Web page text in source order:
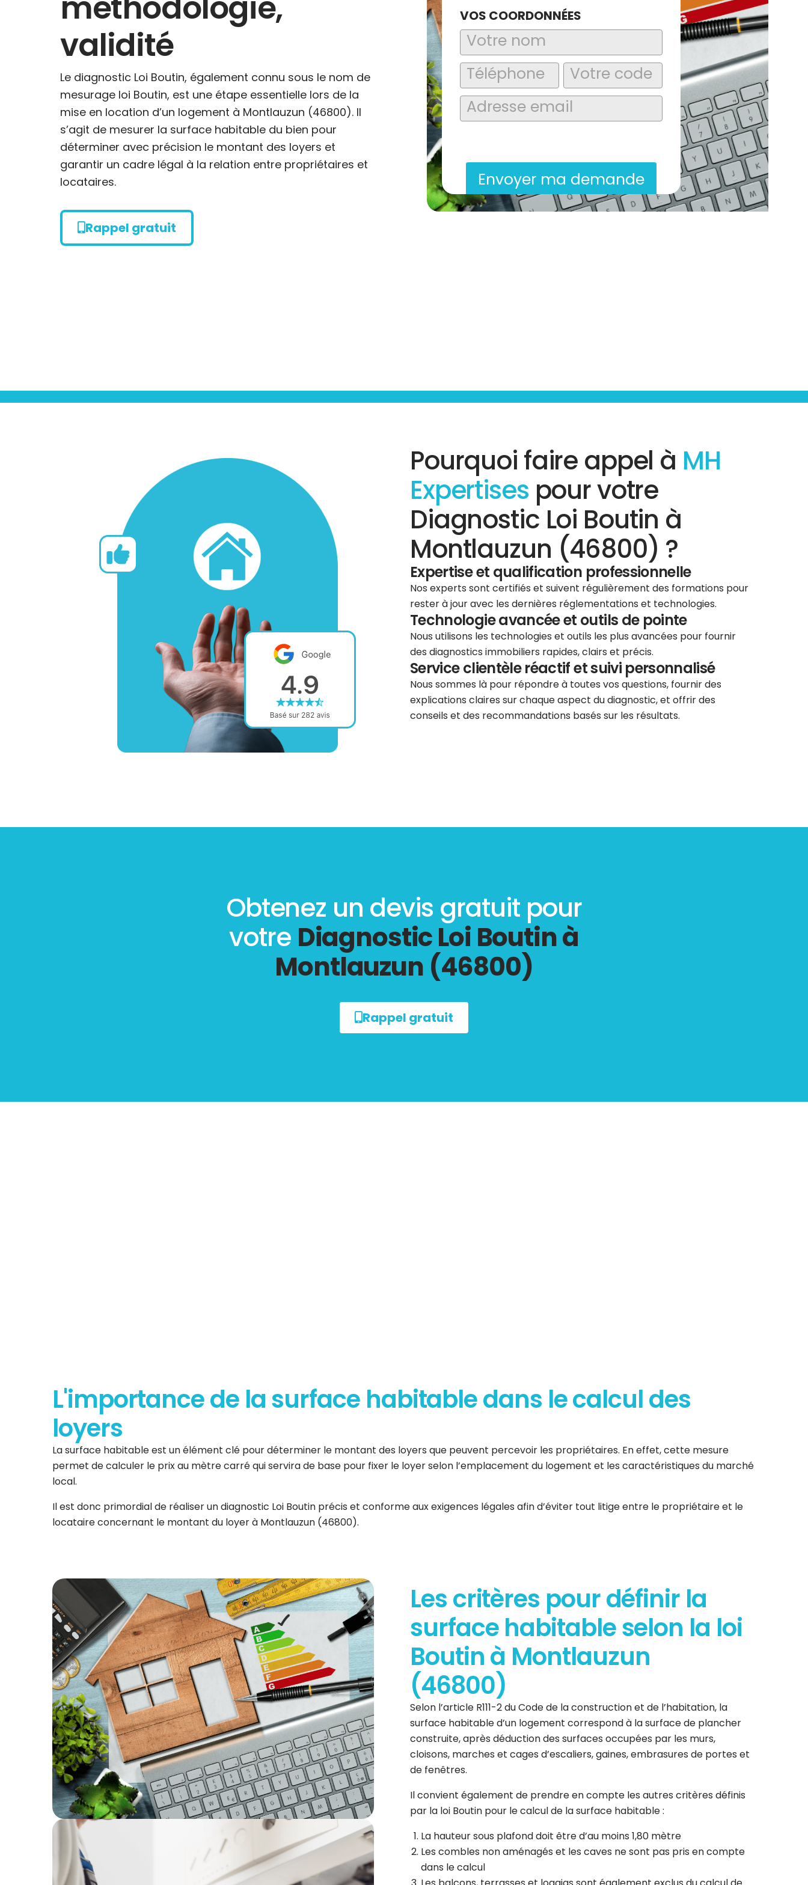
validité
Le diagnostic Loi Boutin, également connu sous le nom de
mesurage loi Boutin, est une étape essentielle lors de la
mise en location d’un logement à Montlauzun (46800). Il
s’agit de mesurer la surface habitable du bien pour
déterminer avec précision le montant des loyers et
garantir un cadre légal à la relation entre propriétaires et
locataires.
Rappel gratuit
VOS COORDONNÉES
Envoyer ma demande
Pourquoi faire appel à MH
Expertises pour votre
Diagnostic Loi Boutin à
Montlauzun (46800) ?
Expertise et qualification professionnelle
Nos experts sont certifiés et suivent régulièrement des formations pour
rester à jour avec les dernières réglementations et technologies.
Technologie avancée et outils de pointe
Nous utilisons les technologies et outils les plus avancées pour fournir
des diagnostics immobiliers rapides, clairs et précis.
Service clientèle réactif et suivi personnalisé
Nous sommes là pour répondre à toutes vos questions, fournir des
explications claires sur chaque aspect du diagnostic, et offrir des
conseils et des recommandations basés sur les résultats.
Obtenez un devis gratuit pour
votre Diagnostic Loi Boutin à
Montlauzun (46800)
Rappel gratuit
L'importance de la surface habitable dans le calcul des
loyers
La surface habitable est un élément clé pour déterminer le montant des loyers que peuvent percevoir les propriétaires. En effet, cette mesure
permet de calculer le prix au mètre carré qui servira de base pour fixer le loyer selon l’emplacement du logement et les caractéristiques du marché
local.
Il est donc primordial de réaliser un diagnostic Loi Boutin précis et conforme aux exigences légales afin d’éviter tout litige entre le propriétaire et le
locataire concernant le montant du loyer à Montlauzun (46800).
Les critères pour définir la
surface habitable selon la loi
Boutin à Montlauzun
(46800)
Selon l’article R111-2 du Code de la construction et de l’habitation, la
surface habitable d’un logement correspond à la surface de plancher
construite, après déduction des surfaces occupées par les murs,
cloisons, marches et cages d’escaliers, gaines, embrasures de portes et
de fenêtres.
Il convient également de prendre en compte les autres critères définis
par la loi Boutin pour le calcul de la surface habitable :
La hauteur sous plafond doit être d’au moins 1,80 mètre
Les combles non aménagés et les caves ne sont pas pris en compte
dans le calcul